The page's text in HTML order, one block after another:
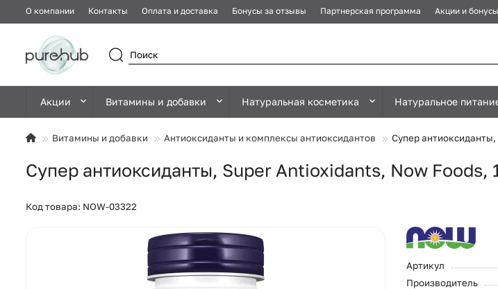
О компании Контакты Оплата и доставка Бонусы за отзывы Партнерская программа Акции и бонусы
Акции Витамины и добавки Натуральная косметика Натуральное
Витамины и добавки Антиоксиданты и комплексы антиоксидантов Супер
Супер антиоксиданты, Super Antioxidants, Now Foods,
Код товара: NOW-03322
Артикул
Производитель